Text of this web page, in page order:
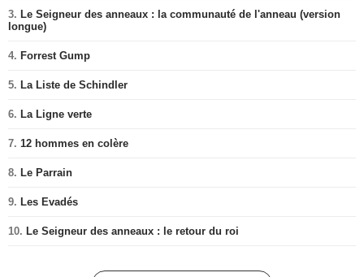
3. Le Seigneur des anneaux : la communauté de l'anneau (version
longue)
4. Forrest Gump
5. La Liste de Schindler
6. La Ligne verte
7. 12 hommes en colère
8. Le Parrain
9. Les Evadés
10. Le Seigneur des anneaux : le retour du roi